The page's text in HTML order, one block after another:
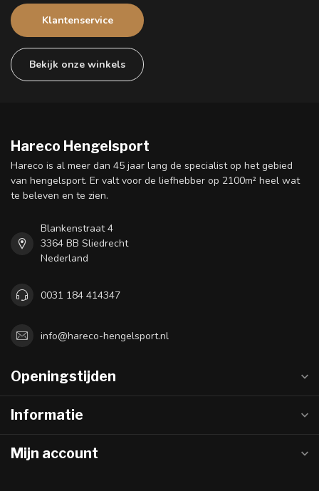
Klantenservice
Bekijk onze winkels
Hareco Hengelsport
Hareco is al meer dan 45 jaar lang de specialist op het gebied
van hengelsport. Er valt voor de liefhebber op 2100m² heel wat
te beleven en te zien.
Blankenstraat 4
3364 BB Sliedrecht
Nederland
0031 184 414347
info@hareco-hengelsport.nl
Openingstijden
Informatie
Mijn account